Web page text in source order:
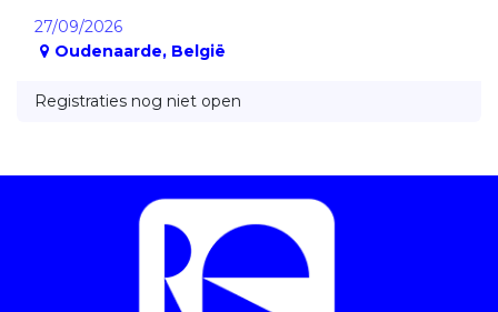
27/09/2026
Oudenaarde, België
Registraties nog niet open